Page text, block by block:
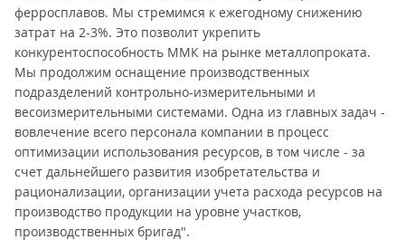
ферросплавов. Мы стремимся к ежегодному снижению
затрат на 2-3%. Это позволит укрепить
конкурентоспособность ММК на рынке металлопроката.
Мы продолжим оснащение производственных
подразделений контрольно-измерительными и
весоизмерительными системами. Одна из главных задач -
вовлечение всего персонала компании в процесс
оптимизации использования ресурсов, в том числе - за
счет дальнейшего развития изобретательства и
рационализации, организации учета расхода ресурсов на
производство продукции на уровне участков,
производственных бригад".